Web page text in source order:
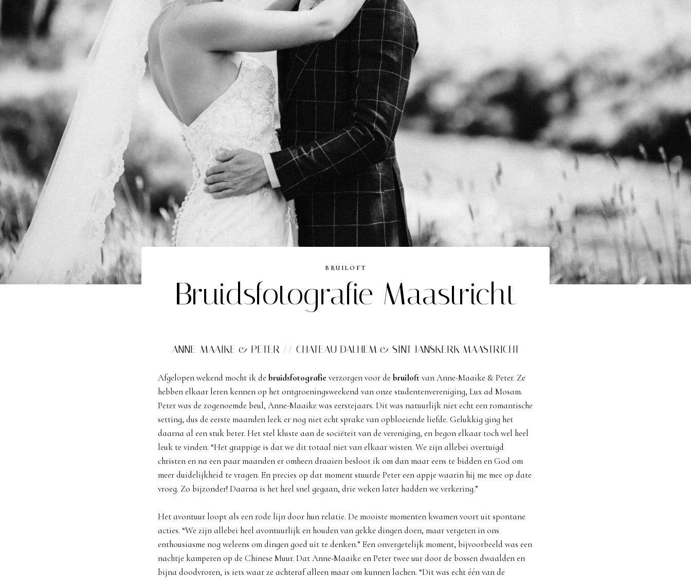
BRUILOFT
Bruidsfotografie Maastricht
ANNE-MAAIKE & PETER // CHATEAU DALHEM & SINT JANSKERK MAASTRICHT
Afgelopen wekend mocht ik de bruidsfotografie verzorgen voor de bruiloftvan Anne-Maaike & Peter. Ze
hebben elkaar leren kennen op het ontgroeningsweekend van onze studentenvereniging, Lux ad Mosam.
Peter was de zogenoemde beul, Anne-Maaike was eerstejaars. Dit was natuurlijk niet echt een romantische
setting, dus de eerste maanden leek er nog niet echt sprake van opbloeiende liefde. Gelukkig ging het
daarna al een stuk beter. Het stel kluste aan de sociëteit van de vereniging, en begon elkaar toch wel heel
leuk te vinden. “Het grappige is dat we dit totaal niet van elkaar wisten. We zijn allebei overtuigd
christen en na een paar maanden er omheen draaien besloot ik om dan maar eens te bidden en God om
meer duidelijkheid te vragen. En precies op dat moment stuurde Peter een appje waarin hij me mee op date
vroeg. Zo bijzonder! Daarna is het heel snel gegaan, drie weken later hadden we verkering.”
Het avontuur loopt als een rode lijn door hun relatie. De mooiste momenten kwamen voort uit spontane
acties. “We zijn allebei heel avontuurlijk en houden van gekke dingen doen, maar vergeten in ons
enthousiasme nog weleens om dingen goed uit te denken.” Een onvergetelijk moment, bijvoorbeeld was een
nachtje kamperen op de Chinese Muur. Dat Anne-Maaike en Peter twee uur door de bossen dwaalden en
bijna doodvroren, is iets waar ze achteraf alleen maar om kunnen lachen. “Dit was echt één van de